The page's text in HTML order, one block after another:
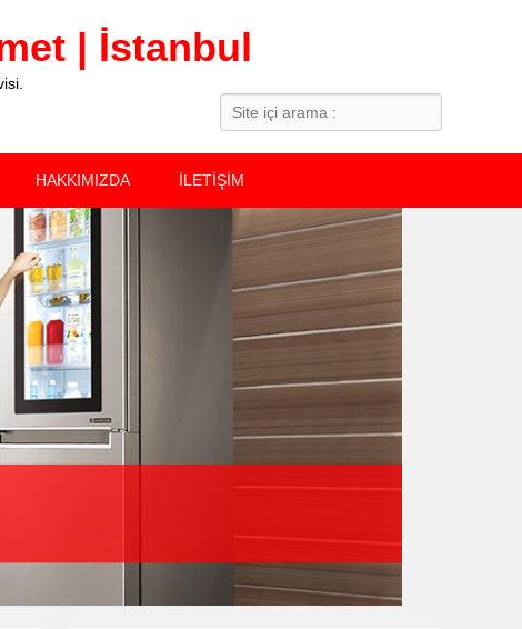
| İstanbul
Search
HAKKIMIZDA İLETİŞİM